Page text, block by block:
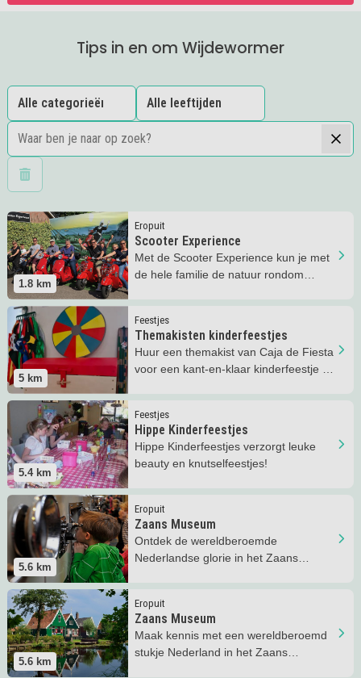
Tips in en om Wijdewormer
Wis filters
1.8 km
Eropuit
Scooter Experience
Met de Scooter Experience kun je met
de hele familie de natuur rondom
Lees meer Scooter Experience
5 km
Feestjes
Themakisten kinderfeestjes
Huur een themakist van Caja de Fiesta
voor een kant-en-klaar kinderfeestje bij
Lees meer Themakisten kinderfeestjes
5.4 km
Feestjes
Hippe Kinderfeestjes
Hippe Kinderfeestjes verzorgt leuke
beauty en knutselfeestjes!
Lees meer Hippe Kinderfeestjes
5.6 km
Eropuit
Zaans Museum
Ontdek de wereldberoemde
Nederlandse glorie in het Zaans
Lees meer Zaans Museum
5.6 km
Eropuit
Zaans Museum
Maak kennis met een wereldberoemd
stukje Nederland in het Zaans
Lees meer Zaans Museum